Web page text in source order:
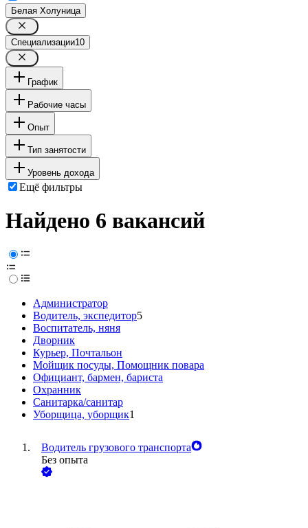
Белая Холуница
Специализации10
График
Рабочие часы
Опыт
Тип занятости
Уровень дохода
Ещё фильтры
Найдено 6 вакансий
Администратор
Водитель, экспедитор5
Воспитатель, няня
Дворник
Курьер, Почтальон
Мойщик посуды, Помощник повара
Официант, бармен, бариста
Охранник
Санитарка/санитар
Уборщица, уборщик1
Водитель грузового транспорта
Без опыта